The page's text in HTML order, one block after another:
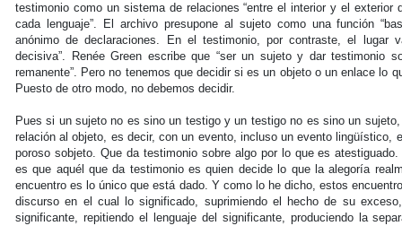
testimonio como un sistema de relaciones “entre el interior y el
cada lenguaje”. El archivo presupone al sujeto como una función
anónimo de declaraciones. En el testimonio, por contraste, el lugar
decisiva”. Renée Green escribe que “ser un sujeto y dar
remanente”. Pero no tenemos que decidir si es un objeto o un enlace lo
Puesto de otro modo, no debemos decidir.
Pues si un sujeto no es sino un testigo y un testigo no es sino un
relación al objeto, es decir, con un evento, incluso un evento lingüístico,
poroso sobjeto. Que da testimonio sobre algo por lo que es
es que aquél que da testimonio es quien decide lo que la alegoría
encuentro es lo único que está dado. Y como lo he dicho, estos
discurso en el cual lo significado, suprimiendo el hecho de su
significante, repitiendo el lenguaje del significante, produciendo la